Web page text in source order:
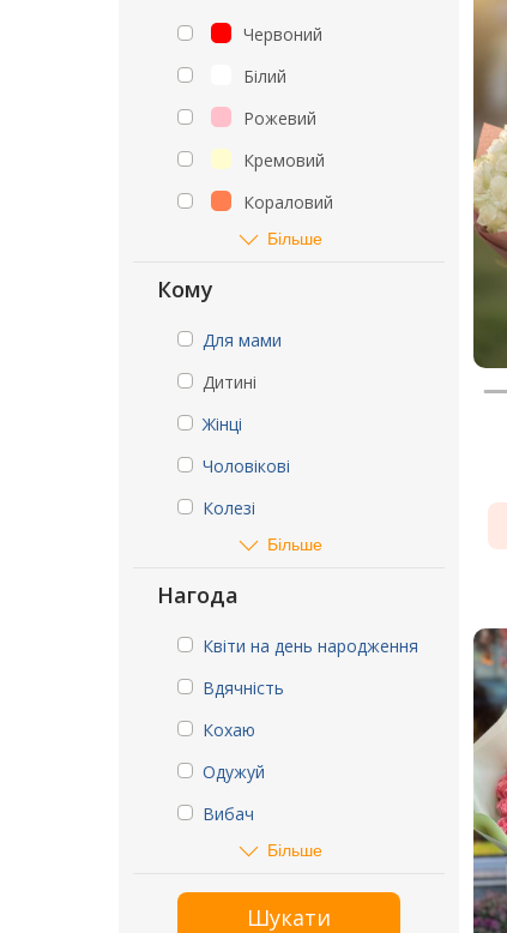
Червоний
Білий
Рожевий
Кремовий
Кораловий
Більше
Кому
Для мами
Дитині
Жінці
Чоловікові
Колезі
Більше
Нагода
Квіти на день народження
Вдячність
Кохаю
Одужуй
Вибач
Більше
Шукати